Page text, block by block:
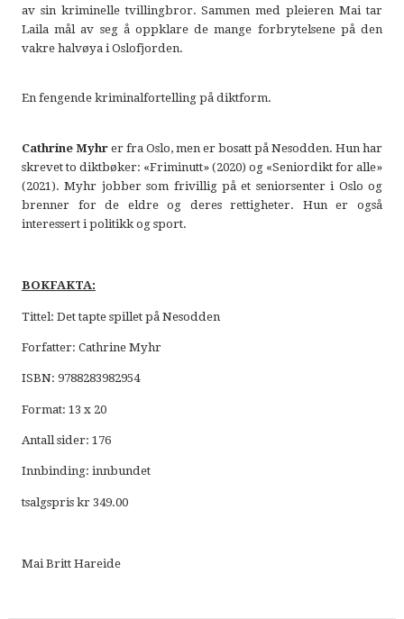
av sin kriminelle tvillingbror. Sammen med pleieren Mai tar
Laila mål av seg å oppklare de mange forbrytelsene på den
vakre halvøya i Oslofjorden.
En fengende kriminalfortelling på diktform.
Cathrine Myhrer fra Oslo, men er bosatt på Nesodden. Hun har
skrevet to diktbøker: «Friminutt» (2020) og «Seniordikt for alle»
(2021). Myhr jobber som frivillig på et seniorsenter i Oslo og
brenner for de eldre og deres rettigheter. Hun er også
interessert i politikk og sport.
BOKFAKTA:
Tittel: Det tapte spillet på Nesodden
Forfatter: Cathrine Myhr
ISBN: 9788283982954
Format: 13 x 20
Antall sider: 176
Innbinding: innbundet
tsalgspris kr 349.00
Mai Britt Hareide